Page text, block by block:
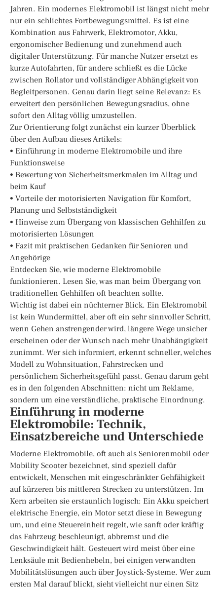
Jahren. Ein modernes Elektromobil ist längst nicht mehr
nur ein schlichtes Fortbewegungsmittel. Es ist eine
Kombination aus Fahrwerk, Elektromotor, Akku,
ergonomischer Bedienung und zunehmend auch
digitaler Unterstützung. Für manche Nutzer ersetzt es
kurze Autofahrten, für andere schließt es die Lücke
zwischen Rollator und vollständiger Abhängigkeit von
Begleitpersonen. Genau darin liegt seine Relevanz: Es
erweitert den persönlichen Bewegungsradius, ohne
sofort den Alltag völlig umzustellen.
Zur Orientierung folgt zunächst ein kurzer Überblick
über den Aufbau dieses Artikels:
• Einführung in moderne Elektromobile und ihre
Funktionsweise
• Bewertung von Sicherheitsmerkmalen im Alltag und
beim Kauf
• Vorteile der motorisierten Navigation für Komfort,
Planung und Selbstständigkeit
• Hinweise zum Übergang von klassischen Gehhilfen zu
motorisierten Lösungen
• Fazit mit praktischen Gedanken für Senioren und
Angehörige
Entdecken Sie, wie moderne Elektromobile
funktionieren. Lesen Sie, was man beim Übergang von
traditionellen Gehhilfen oft beachten sollte.
Wichtig ist dabei ein nüchterner Blick. Ein Elektromobil
ist kein Wundermittel, aber oft ein sehr sinnvoller Schritt,
wenn Gehen anstrengender wird, längere Wege unsicher
erscheinen oder der Wunsch nach mehr Unabhängigkeit
zunimmt. Wer sich informiert, erkennt schneller, welches
Modell zu Wohnsituation, Fahrstrecken und
persönlichem Sicherheitsgefühl passt. Genau darum geht
es in den folgenden Abschnitten: nicht um Reklame,
sondern um eine verständliche, praktische Einordnung.
Einführung in moderne
Elektromobile: Technik,
Einsatzbereiche und Unterschiede
Moderne Elektromobile, oft auch als Seniorenmobil oder
Mobility Scooter bezeichnet, sind speziell dafür
entwickelt, Menschen mit eingeschränkter Gehfähigkeit
auf kürzeren bis mittleren Strecken zu unterstützen. Im
Kern arbeiten sie erstaunlich logisch: Ein Akku speichert
elektrische Energie, ein Motor setzt diese in Bewegung
um, und eine Steuereinheit regelt, wie sanft oder kräftig
das Fahrzeug beschleunigt, abbremst und die
Geschwindigkeit hält. Gesteuert wird meist über eine
Lenksäule mit Bedienhebeln, bei einigen verwandten
Mobilitätslösungen auch über Joystick-Systeme. Wer zum
ersten Mal darauf blickt, sieht vielleicht nur einen Sitz